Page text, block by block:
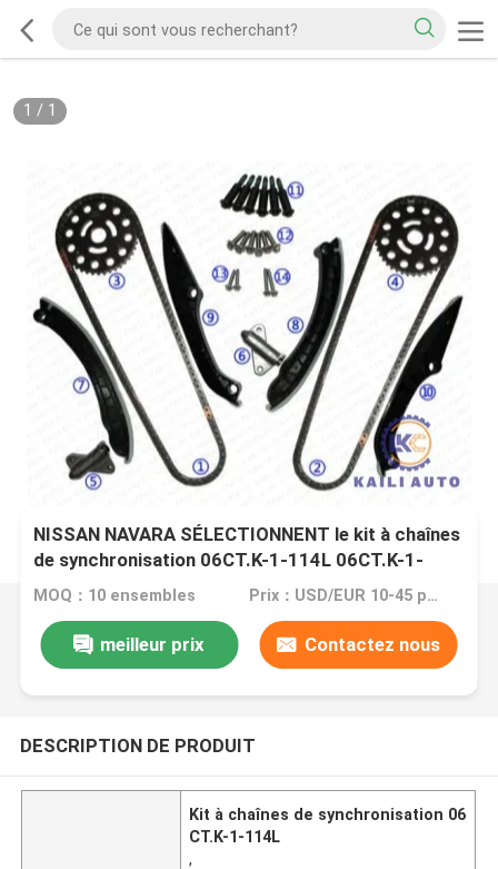
1 / 1
NISSAN NAVARA SÉLECTIONNENT le kit à chaînes
de synchronisation 06CT.K-1-114L 06CT.K-1-
114L
MOQ：10 ensembles Prix：USD/EUR 10-45 per set
meilleur prix Contactez nous
DESCRIPTION DE PRODUIT
Kit à chaînes de synchronisation 06
CT.K-1-114L
,